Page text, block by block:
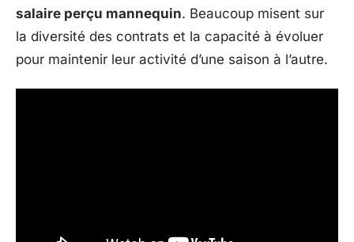
salaire perçu mannequin. Beaucoup misent sur
la diversité des contrats et la capacité à évoluer
pour maintenir leur activité d’une saison à l’autre.